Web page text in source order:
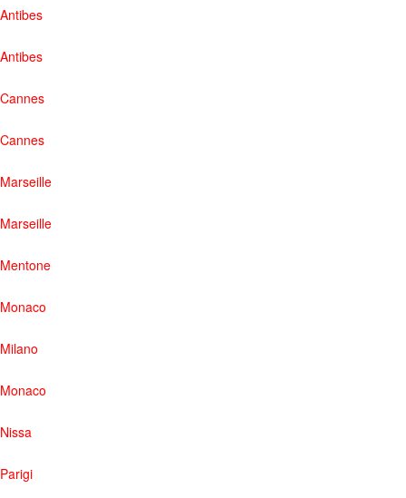
Antibes
Antibes
Cannes
Cannes
Marseille
Marseille
Mentone
Monaco
Milano
Monaco
Nissa
Parigi